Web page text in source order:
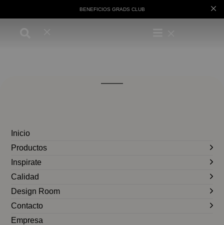
BENEFICIOS GRADS CLUB
Inicio
Productos
Inspirate
Calidad
Design Room
Contacto
Empresa